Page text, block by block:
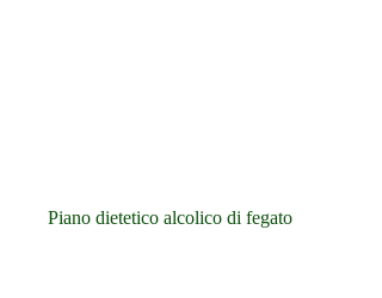
Piano dietetico alcolico di fegato